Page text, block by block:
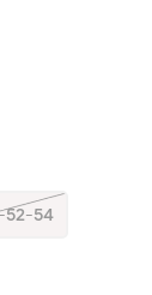
52-54